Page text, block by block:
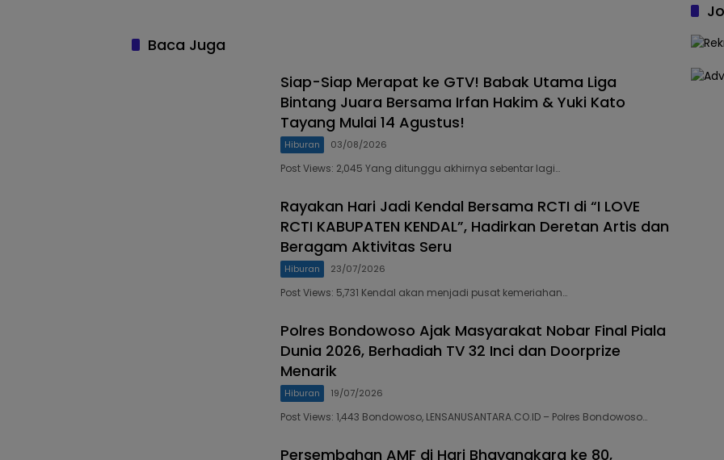
Baca Juga
Siap-Siap Merapat ke GTV! Babak Utama Liga
Bintang Juara Bersama Irfan Hakim & Yuki Kato
Tayang Mulai 14 Agustus!
Hiburan 03/08/2026
Post Views: 2,045 Yang ditunggu akhirnya sebentar lagi…
Rayakan Hari Jadi Kendal Bersama RCTI di “I LOVE
RCTI KABUPATEN KENDAL”, Hadirkan Deretan Artis dan
Beragam Aktivitas Seru
Hiburan 23/07/2026
Post Views: 5,731 Kendal akan menjadi pusat kemeriahan…
Polres Bondowoso Ajak Masyarakat Nobar Final Piala
Dunia 2026, Berhadiah TV 32 Inci dan Doorprize
Menarik
Hiburan 19/07/2026
Post Views: 1,443 Bondowoso, LENSANUSANTARA.CO.ID – Polres Bondowoso…
Persembahan AMF di Hari Bhayangkara ke 80,